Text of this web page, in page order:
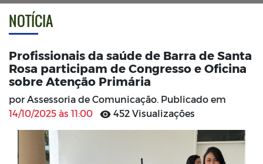
NOTÍCIA
Profissionais da saúde de Barra de Santa
Rosa participam de Congresso e Oficina
sobre Atenção Primária
por Assessoria de Comunicação. Publicado em
14/10/2025 às 11:00
452 Visualizações